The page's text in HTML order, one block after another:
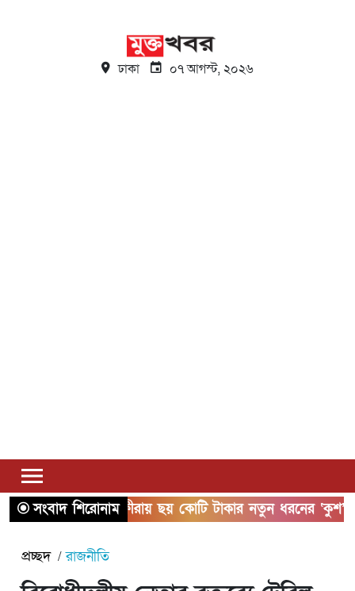
ঢাকা ০৭ আগস্ট, ২০২৬
সংবাদ শিরোনাম
সাতক্ষীরায় ছয় কোটি টাকার নতুন ধরনের ‘কুশ’
প্রচ্ছদ রাজনীতি